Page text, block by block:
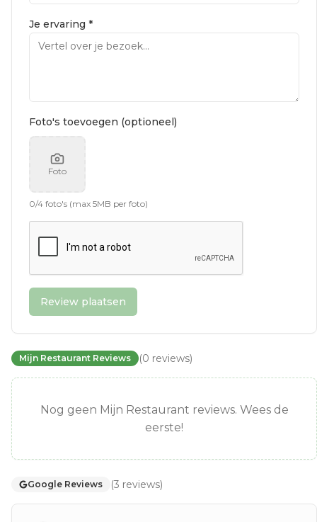
Je ervaring *
Foto's toevoegen (optioneel)
Foto
0/4 foto's (max 5MB per foto)
Review plaatsen
Mijn Restaurant Reviews (0 reviews)
Nog geen Mijn Restaurant reviews. Wees de
eerste!
Google Reviews (3 reviews)